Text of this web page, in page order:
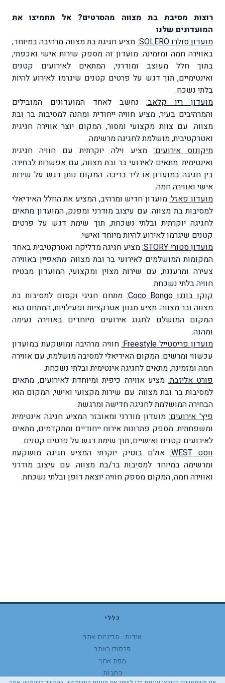
רוצות מסיבת בת מצווה מהסרטים? אל תחמיצו את
המועדונים שלנו
מועדון סולרו SOLERO:
מציע חגיגת בת מצווה מרהיבה במיוחד,
באווירה חמה ומזמינה. מועדון זה מספק שירות אישי ואכפתי,
בתוך חלל מעוצב ומודרני, המתאים לאירועים קטנים
ואינטימיים, תוך דגש על פרטים קטנים שיגרמו לאירוע להיות
בלתי נשכח.
מועדון ריו קלאב:נחשב לאחד המועדונים המובילים
והמרהיבים בעיר, מציע חוויה ייחודית ומהנה למסיבות בר ובת
מצווה. עם צוות מקצועי ומסור, המקום יוצר אווירה חגיגית
ואטרקטיבית, מושלמת לחגיגה מרשימה.
מיקונוס אירועים: מציע וילה יוקרתית עם חוויה חגיגית
ואינטימית. מתאים לאירועי בר ובת מצווה, עם אפשרות לבחירה
בין חגיגה במועדון או ליד בריכה. המקום נותן דגש על שירות
אישי ואווירה חמה.
מועדון פאזל:מועדון חדיש ומרהיב, המציע את החלל האידיאלי
למסיבות בת מצווה. עם עיצוב מודרני ומפנק, המועדון מתאים
לחגיגה יוקרתית ובלתי נשכחת, תוך שימת דגש על פרטים
קטנים שיגרמו לאירוע להיות מיוחד ואישי.
מועדון סטורי STORY:
מציע חגיגה מדליקה ואטרקטיבית באחד
המקומות המושלמים לאירועי בר ובת מצווה. מתאפיין באווירה
צעירה ומרעננת, עם שירות מצוין ומקצועי, המועדון מבטיח
חוויה בלתי נשכחת.
קוקו בונגו Coco Bongo:
מתחם חגיגי וקסום למסיבות בת
מצווה ובר מצווה. מציע מגוון אטרקציות ופעילויות, המתחם הוא
המקום המושלם לחגוג אירועים מיוחדים באווירה נעימה
ומהנה.
מועדון פריסטייל Freestyle:
חוויה מרהיבה ומושקעת במועדון
עכשווי ומרשים. המקום האידיאלי למסיבה מושלמת, עם אווירה
חמה ומזמינה, מתאים לחגיגה אינטימית ובלתי נשכחת.
פורט אליזבת: מציע אווירה כיפית ומיוחדת לאירועים, מתאים
למסיבות בר ובת מצווה. עם שירות מקצועי ואישי, המקום הוא
הבחירה המושלמת לחגיגה חדישה ומרגשת.
פיץ' אירועים:מועדון מודרני ומאובזר המציע חגיגה אינטימית
ומשפחתית. מספק פתרונות אירוח ייחודיים ומתקדמים, מתאים
לאירועים קטנים ואישיים, תוך שימת דגש על פרטים קטנים.
ווסט WEST:
אולם בוטיק יוקרתי המציע חגיגה מושקעת
ומרשימה במיוחד למסיבות בר/בת מצווה. עם עיצוב מודרני
ואווירה חמה, המקום מספק חוויה יוצאת דופן ובלתי נשכחת.
כללי
אודות - מדיניות אתר
פרסום באתר
מפת אתר
כתבות